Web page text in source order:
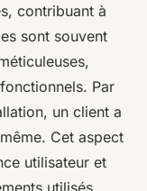
contribuant à
sont souvent
Par
un client a
Cet aspect
utilisateur et
utilisés.